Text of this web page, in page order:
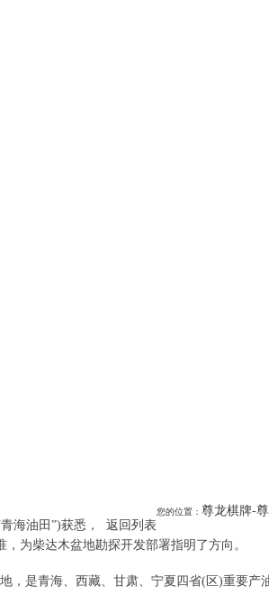
您的位置： 尊龙棋牌-
返回列表
海油田”)获悉，
为柴达木盆地勘探开发部署指明了方向。
青海、西藏、甘肃、宁夏四省(区)重要产